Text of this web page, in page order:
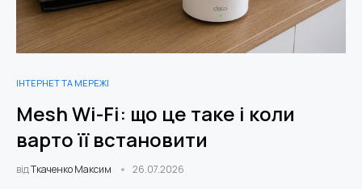
ІНТЕРНЕТ ТА МЕРЕЖІ
Mesh Wi-Fi: що це таке і коли
варто її встановити
відТкаченко Максим 26.07.2026